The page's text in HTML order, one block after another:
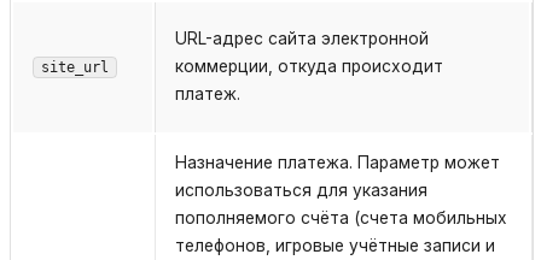
site_url
URL-адрес сайта электронной
коммерции, откуда происходит
платеж.
Назначение платежа. Параметр может
использоваться для указания
пополняемого счёта (счета мобильных
телефонов, игровые учётные записи и